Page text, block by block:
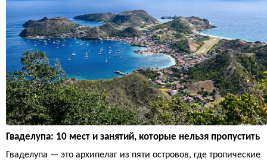
Гваделупа: 10 мест и занятий, которые нельзя пропустить
Гваделупа — это архипелаг из пяти островов, где тропические